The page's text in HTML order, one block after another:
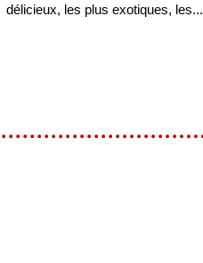
délicieux, les plus exotiques, les...